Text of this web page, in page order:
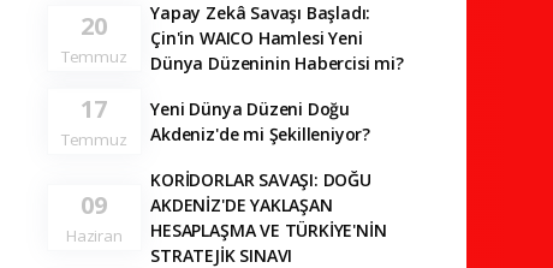
20
Temmuz
Yapay Zekâ Savaşı Başladı:
Çin'in WAICO Hamlesi Yeni
Dünya Düzeninin Habercisi mi?
17
Temmuz
Yeni Dünya Düzeni Doğu
Akdeniz'de mi Şekilleniyor?
09
Haziran
KORİDORLAR SAVAŞI: DOĞU
AKDENİZ'DE YAKLAŞAN
HESAPLAŞMA VE TÜRKİYE'NİN
STRATEJİK SINAVI